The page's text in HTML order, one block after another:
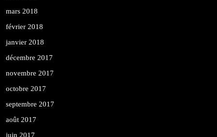
mars 2018
février 2018
janvier 2018
décembre 2017
novembre 2017
octobre 2017
septembre 2017
août 2017
juin 2017